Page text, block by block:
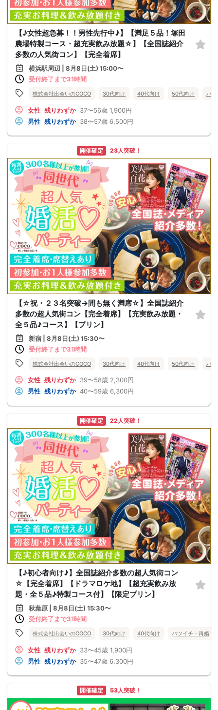
【♪女性超急募！！男性先行中♪】【満足５品！塚田
農場特製コース・超充実飲み放題☆】【全国誌紹介
多数の人気街コン】【完全着席】
横浜駅周辺 | 8月8日(土) 15:00〜
受付終了まで31時間
株式会社出会いのCOCO 30代向け 40代向け 50代向け バ
女性 残りわずか 37〜56歳 1,900円
男性 残りわずか 38〜57歳 6,500円
開催確定 23人突破！
【☆祝・２３名突破→間も無く満席☆】全国誌紹介
多数の超人気街コン【完全着席】【充実飲み放題・
全５品♪コース】【プリン】
新宿 | 8月8日(土) 15:30〜
受付終了まで31時間
株式会社出会いのCOCO 30代向け 40代向け 50代向け バ
女性 残りわずか 39〜58歳 2,300円
男性 残りわずか 40〜59歳 6,300円
開催確定 22人突破！
【♪初心者向け♪】全国誌紹介多数の超人気街コン
☆【完全着席】【ドラマロケ地】【超充実飲み放
題・全５品♪特製コース付】【限定プリン】
秋葉原 | 8月8日(土) 15:30〜
受付終了まで31時間
株式会社出会いのCOCO 30代向け 40代向け バツイチ・再婚
女性 残りわずか 33〜45歳 1,900円
男性 残りわずか 35〜47歳 6,300円
開催確定 53人突破！